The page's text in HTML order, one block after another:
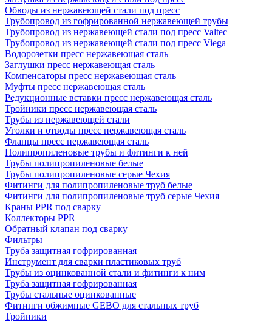
Обводы из нержавеющей стали под пресс
Трубопровод из гофрированной нержавеющей трубы
Трубопровод из нержавеющей стали под пресс Valtec
Трубопровод из нержавеющей стали под пресс Viega
Водорозетки пресс нержавеющая сталь
Заглушки пресс нержавеющая сталь
Компенсаторы пресс нержавеющая сталь
Муфты пресс нержавеющая сталь
Редукционные вставки пресс нержавеющая сталь
Тройники пресс нержавеющая сталь
Трубы из нержавеющей стали
Уголки и отводы пресс нержавеющая сталь
Фланцы пресс нержавеющая сталь
Полипропиленовые трубы и фитинги к ней
Трубы полипропиленовые белые
Трубы полипропиленовые серые Чехия
Фитинги для полипропиленовые труб белые
Фитинги для полипропиленовые труб серые Чехия
Краны PPR под сварку
Коллекторы PPR
Обратный клапан под сварку
Фильтры
Труба защитная гофрированная
Инструмент для сварки пластиковых труб
Трубы из оцинкованной стали и фитинги к ним
Труба защитная гофрированная
Трубы стальные оцинкованные
Фитинги обжимные GEBO для стальных труб
Тройники